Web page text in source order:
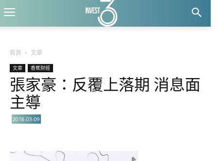
首頁 文章
文章 香蕉財經
張家豪：反覆上落期 消息面
主導
2018-03-09